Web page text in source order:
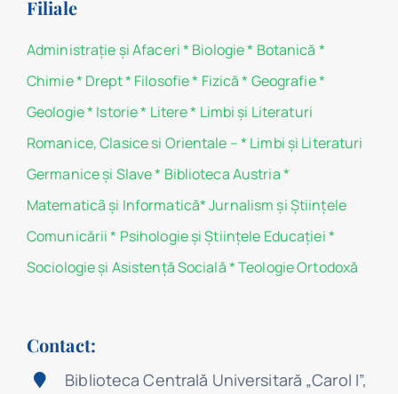
Filiale
Administraţie şi Afaceri* Biologie* Botanică *
Chimie* Drept* Filosofie* Fizică * Geografie*
Geologie* Istorie* Litere* Limbi și Literaturi
Romanice, Clasice si Orientale –* Limbi și Literaturi
Germanice şi Slave* Biblioteca Austria*
Matematicã și Informatică*Jurnalism şi Ştiinţele
Comunicării * Psihologie şi Ştiinţele Educaţiei*
Sociologie şi Asistenţă Socială*Teologie Ortodoxă
Contact:
Biblioteca Centrală Universitară „Carol I”,